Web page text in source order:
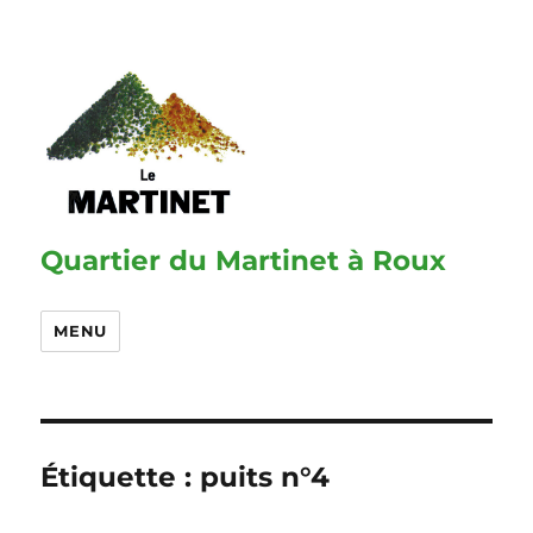
Quartier du Martinet à Roux
MENU
Étiquette : puits n°4